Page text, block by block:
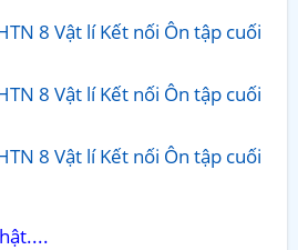
8 Vật lí Kết nối Ôn tập cuối
8 Vật lí Kết nối Ôn tập cuối
8 Vật lí Kết nối Ôn tập cuối